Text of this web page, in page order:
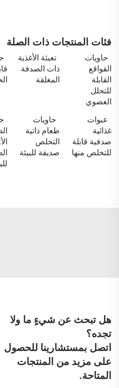
فئات المنتجات ذات الصلة
حاويات
القواقع
القابلة
للتحلل
العضوي
تعبئة الأغذية
ذات الصدفة
المغلقة
عبوات
غذائية
صدفية قابلة
للتخلص منها
حاويات
طعام ذاتية
التخلص
صديقة للبيئة
هل تبحث عن شيءٍ ما ولا
تجده؟
اتصل بمستشارينا للحصول
على مزيد من المنتجات
المتاحة.